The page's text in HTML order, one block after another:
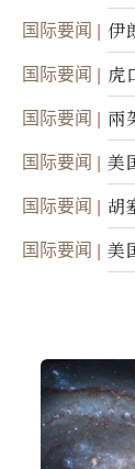
接
国际要闻 伊
国际要闻 虎
国际要闻
兩
踪
国际要闻
美
民
国际要闻
胡
面
国际要闻 美